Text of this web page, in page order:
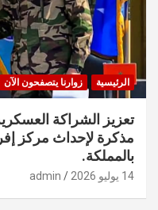
الرئيسية زوارنا يتصفحون الآن
تعزيز الشراكة
مذكرة لإحداث مركز
بالمملكة.
14 يوليو 2026 admin